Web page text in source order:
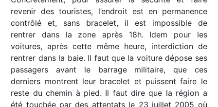
revenir des touristes, l’endroit est en permanence
contrôlé et, sans bracelet, il est impossible de
rentrer dans la zone après 18h. Idem pour les
voitures, après cette même heure, interdiction de
rentrer dans la baie. Il faut que la voiture dépose ses
passagers avant le barrage militaire, que ces
derniers montrent leur bracelet et puissent faire le
reste du chemin à pied. Il faut dire que la région a
été touchée par des attentats le 23 juillet 2005 où